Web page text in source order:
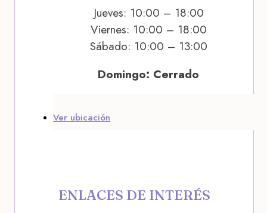
Jueves: 10:00 – 18:00
Viernes: 10:00 – 18:00
Sábado: 10:00 – 13:00
Domingo: Cerrado
Ver ubicación
ENLACES DE INTERÉS